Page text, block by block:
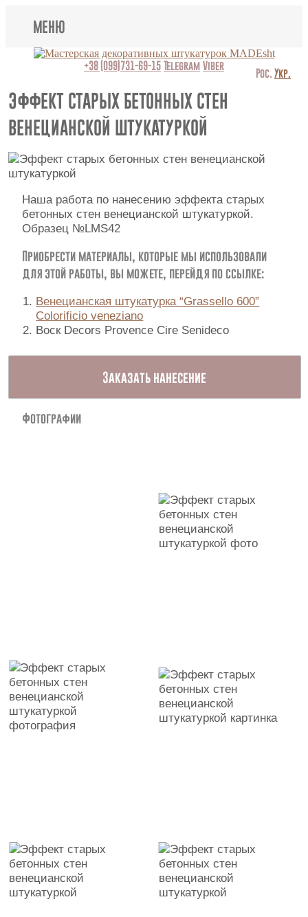
МЕНЮ
Lincrusta
Виды штукатурок
Поклейка обоев
Картины
Видео
Вопрос-ответ
О нас
Контакты
+38 (099)731-69-15TelegramViber
ЭФФЕКТ СТАРЫХ БЕТОННЫХ СТЕН
ВЕНЕЦИАНСКОЙ ШТУКАТУРКОЙ
Наша работа по нанесению эффекта старых
бетонных стен венецианской штукатуркой.
Образец №LMS42
Приобрести материалы, которые мы использовали
для этой работы, вы можете, перейдя по ссылке:
Венецианская штукатурка “Grassello 600”
Colorificio veneziano
Воск Decors Provence Cire Senideco
Заказать нанесение
Фотографии
Рос.Укр.